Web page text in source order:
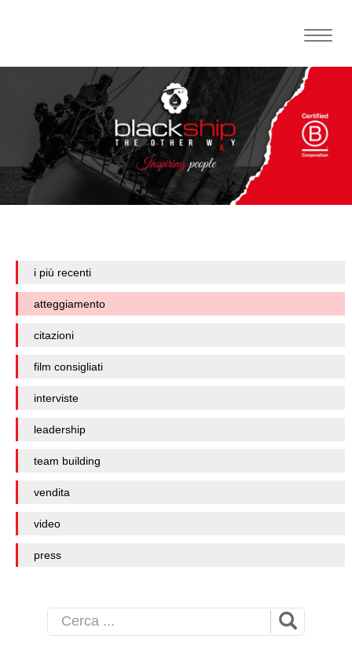
Toggle
i più recenti
atteggiamento
citazioni
film consigliati
interviste
leadership
team building
vendita
video
press